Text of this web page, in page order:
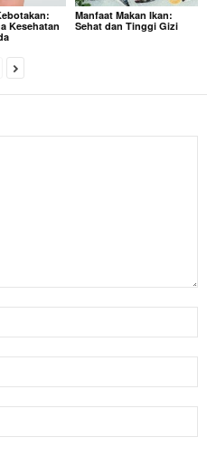
Kesehatan
Manfaat Makan Ikan:
Sehat dan Tinggi Gizi